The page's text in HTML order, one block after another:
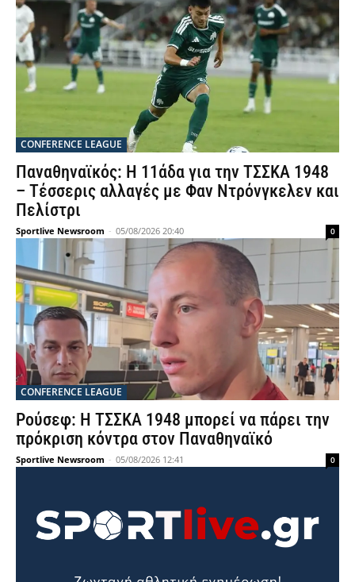
CONFERENCE LEAGUE
Παναθηναϊκός: Η 11άδα για την ΤΣΣΚΑ 1948
– Τέσσερις αλλαγές με Φαν Ντρόνγκελεν και
Πελίστρι
Sportlive Newsroom - 05/08/2026 20:40 0
CONFERENCE LEAGUE
Ρούσεφ: Η ΤΣΣΚΑ 1948 μπορεί να πάρει την
πρόκριση κόντρα στον Παναθηναϊκό
Sportlive Newsroom - 05/08/2026 12:41 0